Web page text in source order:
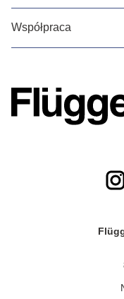
Współpraca